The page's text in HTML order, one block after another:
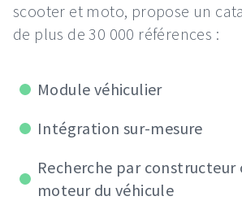
scooter et moto, propose un
de plus de 30 000 références :
Module véhiculier
Intégration sur-mesure
Recherche par
moteur du véhicule